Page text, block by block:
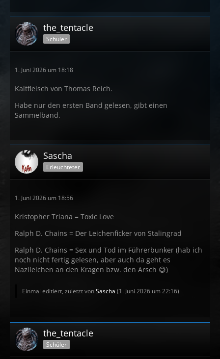
the_tentacle
Schüler
1. Juni 2026 um 18:18
Kaltfleisch von Thomas Reich.
Habe nur den ersten Band gelesen, gibt einen
Sammelband.
Sascha
Erleuchteter
1. Juni 2026 um 18:56
Kristopher Triana = Toxic Love
Ralph D. Chains = Der Leichenficker von Stalingrad
Ralph D. Chains = Sex und Tod im Führerbunker (hab ich
noch nicht fertig gelesen, aber auch da geht es
Nazileichen an den Kragen bzw. den Arsch 😅)
Einmal editiert, zuletzt vonSascha (1. Juni 2026 um 22:16)
the_tentacle
Schüler